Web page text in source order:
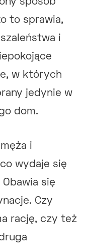
to sprawia,
i
w których
jedynie w
dom.
i
wydaje się
się
Czy
rację, czy też